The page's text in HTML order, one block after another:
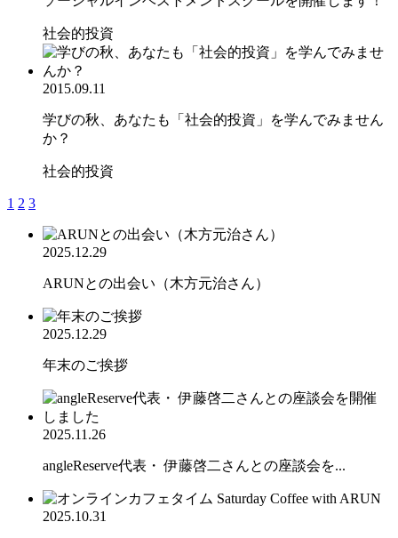
社会的投資
2015.09.11
学びの秋、あなたも「社会的投資」を学んでみません
か？
社会的投資
1 2 3
2025.12.29
ARUNとの出会い（木方元治さん）
2025.12.29
年末のご挨拶
2025.11.26
angleReserve代表・ 伊藤啓二さんとの座談会を...
2025.10.31